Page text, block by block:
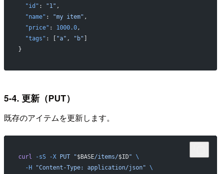
  "id"
: "1" ,
  "name"
: "my item" ,
  "price"
: 1000.0,
  "tags"
: [ "a" , "b" ]
}
5-4. 更新（PUT）
既存のアイテムを更新します。
curl -sS -X PUT "$BASE/items/$ID" \
  -H
"Content-Type: application/json" \